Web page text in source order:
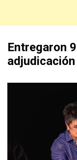
Entregaron